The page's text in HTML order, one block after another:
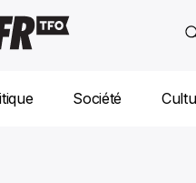
Société